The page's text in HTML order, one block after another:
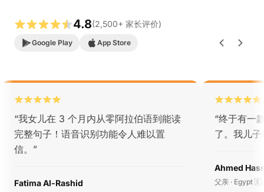
4.8(2,500+ 家长评价)
Google Play App Store
“我女儿在 3 个月内从零阿拉伯语到能读
完整句子！语音识别功能令人难以置
信。 ”
Fatima Al-Rashid
“终于有一
了。我儿
Ahmed
父亲 · Egypt